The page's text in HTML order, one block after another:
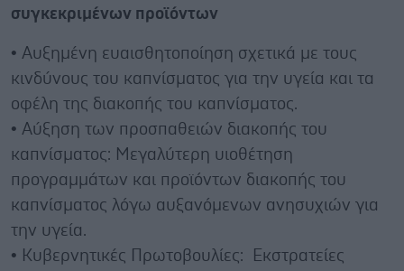
συγκεκριμένων προϊόντων
• Αυξημένη ευαισθητοποίηση σχετικά με τους
κινδύνους του καπνίσματος για την υγεία και τα
οφέλη της διακοπής του καπνίσματος.
• Αύξηση των προσπαθειών διακοπής του
καπνίσματος: Μεγαλύτερη υιοθέτηση
προγραμμάτων και προϊόντων διακοπής του
καπνίσματος λόγω αυξανόμενων ανησυχιών για
την υγεία.
• Κυβερνητικές Πρωτοβουλίες: Εκστρατείες